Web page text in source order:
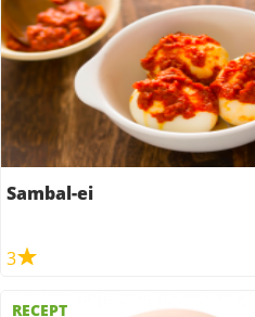
Sambal-ei
3
RECEPT